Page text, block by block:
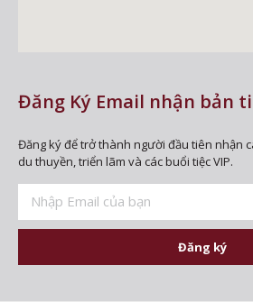
Đăng Ký Email nhận bản
Đăng ký để trở thành người đầu tiên nhận
du thuyền, triển lãm và các buổi tiệc VIP.
Đăng ký